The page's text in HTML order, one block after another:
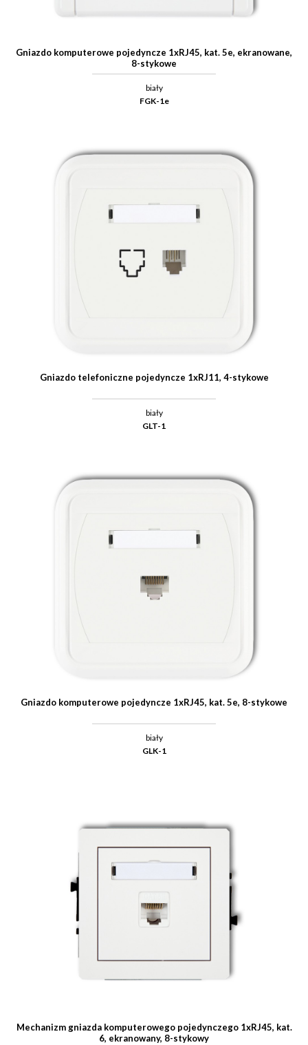
Gniazdo komputerowe pojedyncze 1xRJ45, kat. 5e, ekranowane,
8-stykowe
biały
FGK-1e
Gniazdo telefoniczne pojedyncze 1xRJ11, 4-stykowe
biały
GLT-1
Gniazdo komputerowe pojedyncze 1xRJ45, kat. 5e, 8-stykowe
biały
GLK-1
Mechanizm gniazda komputerowego pojedynczego 1xRJ45, kat.
6, ekranowany, 8-stykowy